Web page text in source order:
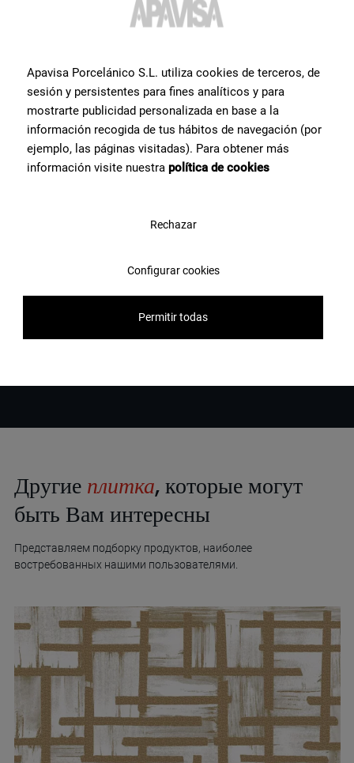
Свяжитесь с командой специалистов Apavisa Porcelánico. Мы
реализации проекта.
Свяжитесь с нами
Другие плитка, которые могут
быть Вам интересны
Представляем подборку продуктов, наиболее
востребованных нашими пользователями.
Apavisa Porcelánico S.L. utiliza cookies de terceros, de
sesión y persistentes para fines analíticos y para
mostrarte publicidad personalizada en base a la
información recogida de tus hábitos de navegación (por
ejemplo, las páginas visitadas). Para obtener más
información visite nuestra política de cookies
Rechazar
Configurar cookies
Permitir todas